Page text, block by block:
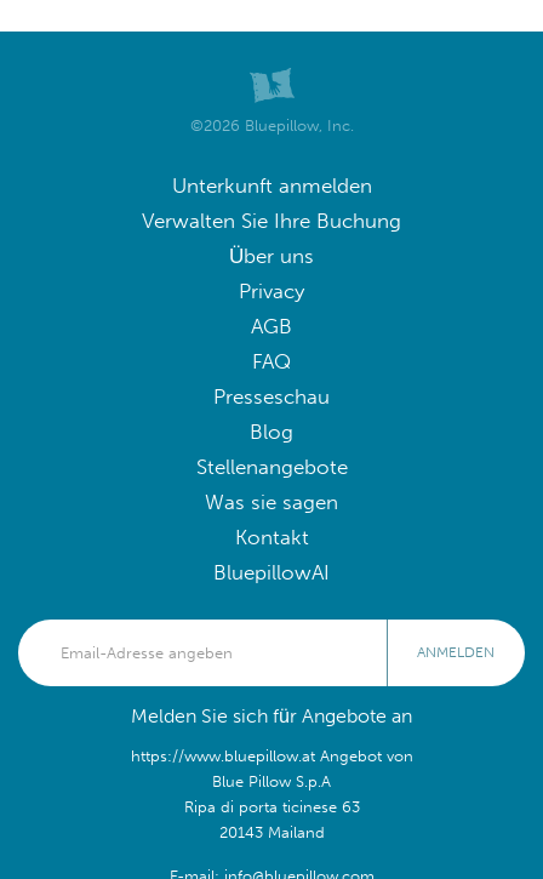
©2026 Bluepillow, Inc.
Unterkunft anmelden
Verwalten Sie Ihre Buchung
Über uns
Privacy
AGB
FAQ
Presseschau
Blog
Stellenangebote
Was sie sagen
Kontakt
BluepillowAI
ANMELDEN
Melden Sie sich für Angebote an
https://www.bluepillow.at Angebot von
Blue Pillow S.p.A
Ripa di porta ticinese 63
20143 Mailand